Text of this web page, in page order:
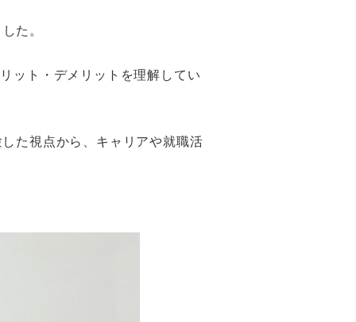
た。
ット・デメリットを理解してい
た視点から、キャリアや就職活